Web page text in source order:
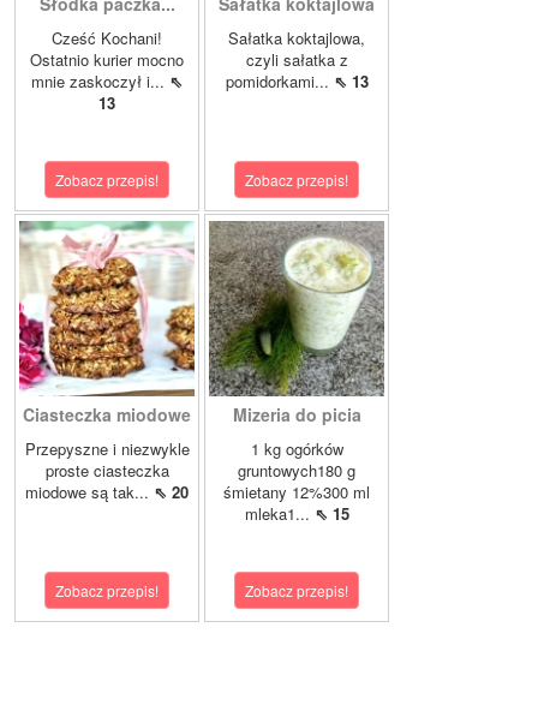
Cześć Kochani!
Ostatnio kurier mocno
mnie zaskoczył i... ⇖
13
Zobacz przepis!
Sałatka koktajlowa,
czyli sałatka z
pomidorkami... ⇖ 13
Zobacz przepis!
Ciasteczka miodowe
Przepyszne i niezwykle
proste ciasteczka
miodowe są tak... ⇖ 20
Zobacz przepis!
Mizeria do picia
1 kg ogórków
gruntowych180 g
śmietany 12%300 ml
mleka1... ⇖ 15
Zobacz przepis!